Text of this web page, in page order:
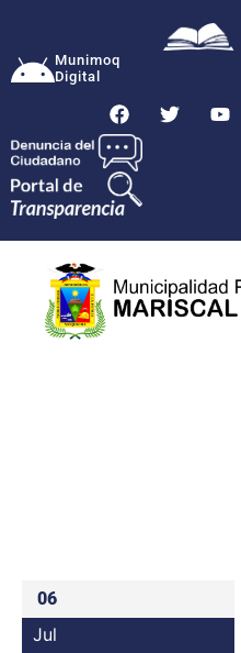
Munimoq
Digital
06
Jul